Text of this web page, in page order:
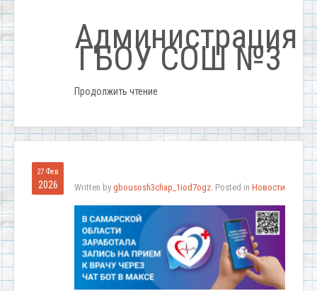
Администрация
ГБОУ СОШ №3
Продолжить чтение
27 Фев
2026 Written by gbousosh3chap_1iod7ogz . Posted in Новости